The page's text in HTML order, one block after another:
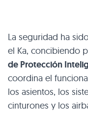
La seguridad ha
el Ka, concibiendo
de Protección
coordina el
los asientos, los
cinturones y los